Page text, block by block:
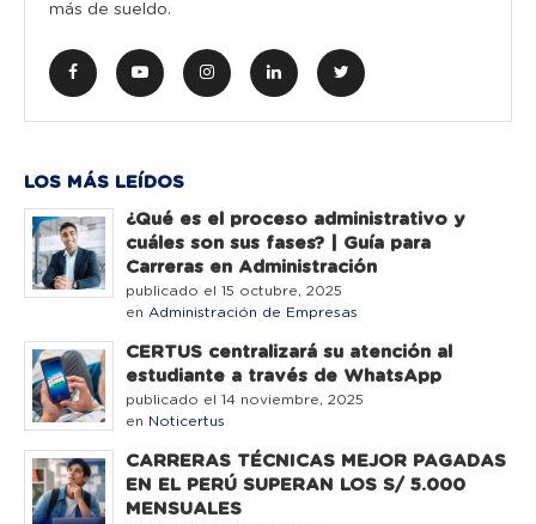
más de sueldo.
LOS MÁS LEÍDOS
¿Qué es el proceso administrativo y
cuáles son sus fases? | Guía para
Carreras en Administración
publicado el 15 octubre, 2025
en Administración de Empresas
CERTUS centralizará su atención al
estudiante a través de WhatsApp
publicado el 14 noviembre, 2025
en Noticertus
CARRERAS TÉCNICAS MEJOR PAGADAS
EN EL PERÚ SUPERAN LOS S/ 5.000
MENSUALES